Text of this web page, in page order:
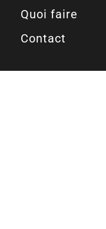
Quoi faire
Contact